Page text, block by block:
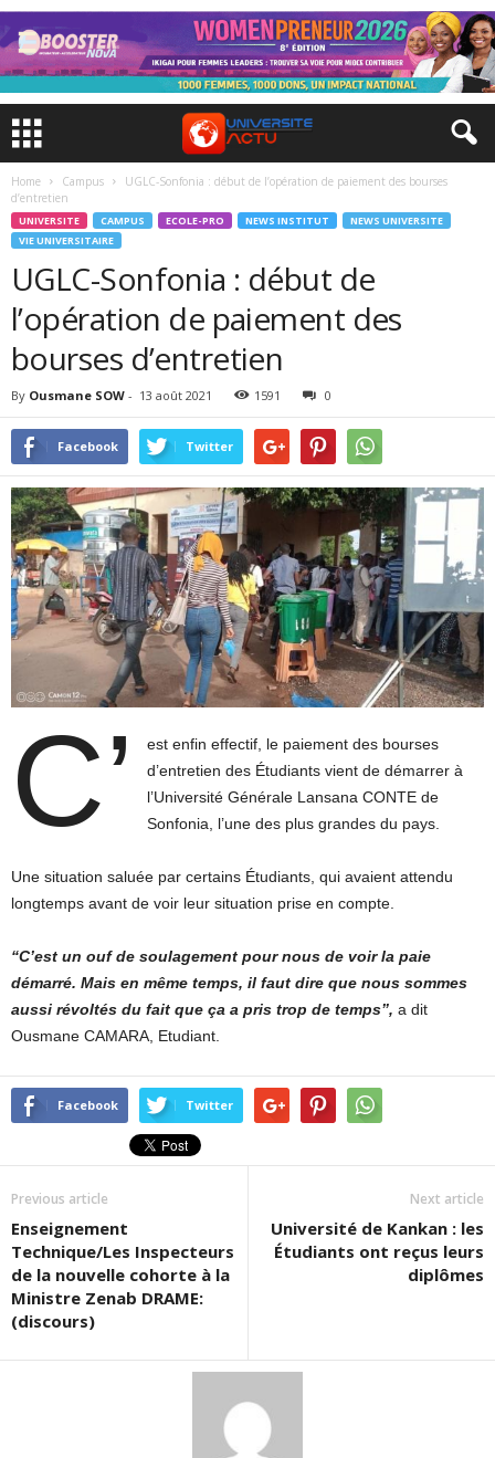
Home Campus
UGLC-Sonfonia : début de l’opération de paiement des bourses
d’entretien
UNIVERSITE CAMPUS ECOLE-PRO NEWS INSTITUT
NEWS UNIVERSITE
VIE UNIVERSITAIRE
UGLC-Sonfonia : début de
l’opération de paiement des
bourses d’entretien
By Ousmane SOW - 13 août 2021 1591 0
Facebook Twitter
C’
est enfin effectif, le paiement des bourses
d’entretien des Étudiants vient de démarrer à
l’Université Générale Lansana CONTE de
Sonfonia, l’une des plus grandes du pays.
Une situation saluée par certains Étudiants, qui avaient attendu
longtemps avant de voir leur situation prise en compte.
“C’est un ouf de soulagement pour nous de voir la paie
démarré. Mais en même temps, il faut dire que nous sommes
aussi révoltés du fait que ça a pris trop de temps”, a dit
Ousmane CAMARA, Etudiant.
Facebook Twitter
Previous article
Enseignement
Technique/Les Inspecteurs
de la nouvelle cohorte à la
Ministre Zenab DRAME:
(discours)
Next article
Université de Kankan : les
Étudiants ont reçus leurs
diplômes